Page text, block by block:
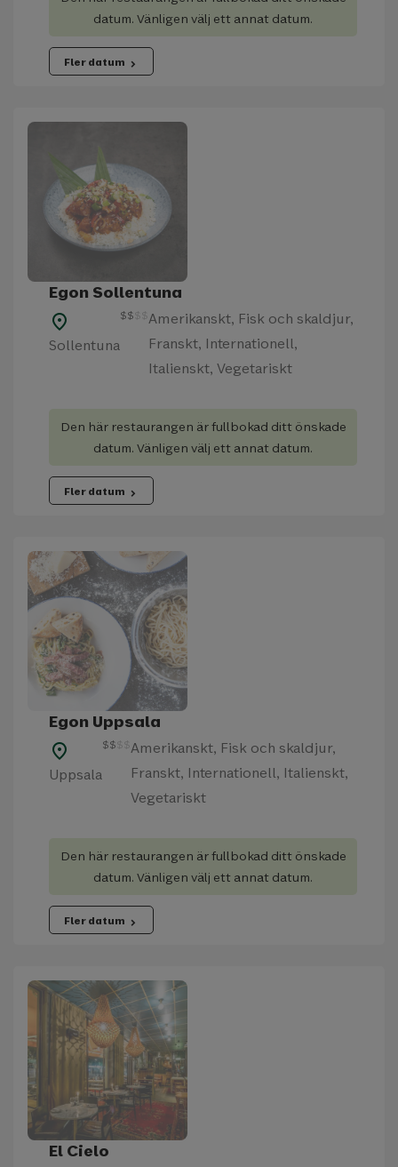
datum. Vänligen välj ett annat datum.
Fler datum chevron_right
Egon Sollentuna
place
Sollentuna
$$ $ $Amerikanskt, Fisk och skaldjur,
Franskt, Internationell,
Italienskt, Vegetariskt
Den här restaurangen är fullbokad ditt önskade
datum. Vänligen välj ett annat datum.
Fler datum chevron_right
Egon Uppsala
place
Uppsala
$$ $ $Amerikanskt, Fisk och skaldjur,
Franskt, Internationell, Italienskt,
Vegetariskt
Den här restaurangen är fullbokad ditt önskade
datum. Vänligen välj ett annat datum.
Fler datum chevron_right
El Cielo